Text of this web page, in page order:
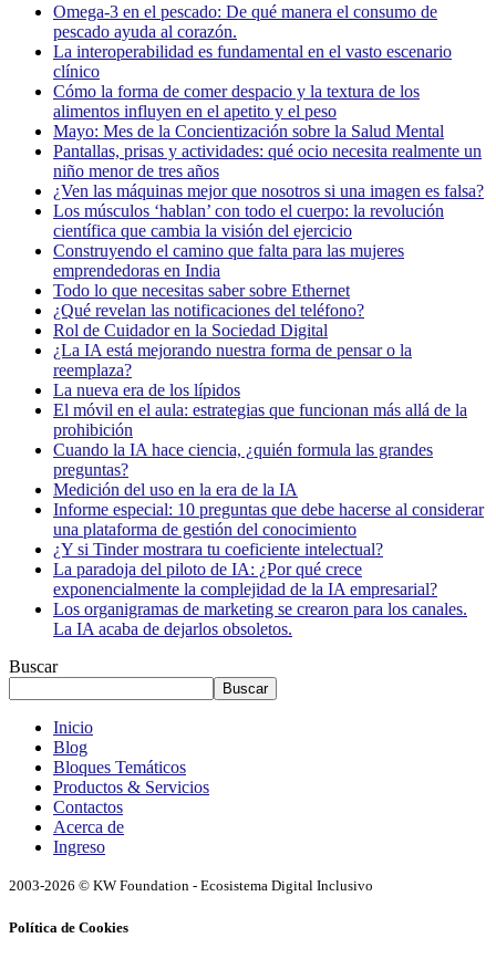
Omega-3 en el pescado: De qué manera el consumo de
pescado ayuda al corazón.
La interoperabilidad es fundamental en el vasto escenario
clínico
Cómo la forma de comer despacio y la textura de los
alimentos influyen en el apetito y el peso
Mayo: Mes de la Concientización sobre la Salud Mental
Pantallas, prisas y actividades: qué ocio necesita realmente un
niño menor de tres años
¿Ven las máquinas mejor que nosotros si una imagen es falsa?
Los músculos ‘hablan’ con todo el cuerpo: la revolución
científica que cambia la visión del ejercicio
Construyendo el camino que falta para las mujeres
emprendedoras en India
Todo lo que necesitas saber sobre Ethernet
¿Qué revelan las notificaciones del teléfono?
Rol de Cuidador en la Sociedad Digital
¿La IA está mejorando nuestra forma de pensar o la
reemplaza?
La nueva era de los lípidos
El móvil en el aula: estrategias que funcionan más allá de la
prohibición
Cuando la IA hace ciencia, ¿quién formula las grandes
preguntas?
Medición del uso en la era de la IA
Informe especial: 10 preguntas que debe hacerse al considerar
una plataforma de gestión del conocimiento
¿Y si Tinder mostrara tu coeficiente intelectual?
La paradoja del piloto de IA: ¿Por qué crece
exponencialmente la complejidad de la IA empresarial?
Los organigramas de marketing se crearon para los canales.
La IA acaba de dejarlos obsoletos.
Buscar
Buscar
Inicio
Blog
Bloques Temáticos
Productos & Servicios
Contactos
Acerca de
Ingreso
2003-2026 © KW Foundation - Ecosistema Digital Inclusivo
Política de Cookies